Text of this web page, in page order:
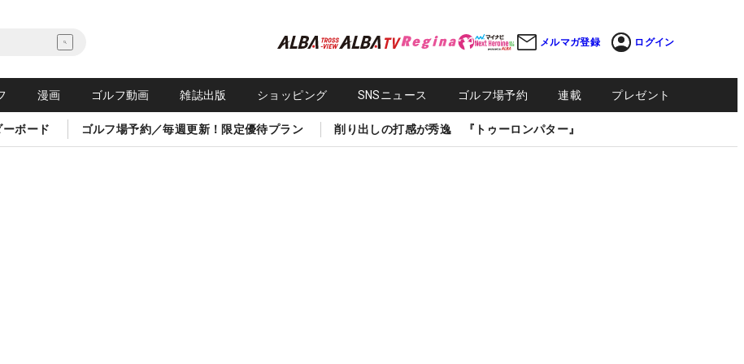
メルマガ登録 ログイン
漫画 ゴルフ動画 雑誌出版 ショッピング SNSニュース ゴルフ場予約 連載 プレゼント
ボード ゴルフ場予約／毎週更新！限定優待プラン 削り出しの打感が秀逸 『トゥーロンパター』